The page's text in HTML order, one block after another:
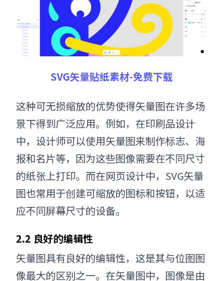
SVG矢量贴纸素材-免费下载
这种可无损缩放的优势使得矢量图在许多场
景下得到广泛应用。例如，在印刷品设计
中，设计师可以使用矢量图来制作标志、海
报和名片等，因为这些图像需要在不同尺寸
的纸张上打印。而在网页设计中， SVG矢量
图也常用于创建可缩放的图标和按钮，以适
应不同屏幕尺寸的设备。
2.2 良好的编辑性
矢量图具有良好的编辑性，这是其与位图图
像最大的区别之一。在矢量图中，图像是由